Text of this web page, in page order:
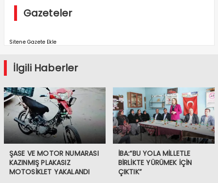
Gazeteler
Sitene Gazete Ekle
İlgili Haberler
ŞASE VE MOTOR NUMARASI
KAZINMIŞ PLAKASIZ
MOTOSİKLET YAKALANDI
İBA:“BU YOLA MİLLETLE
BİRLİKTE YÜRÜMEK İÇİN
ÇIKTIK”